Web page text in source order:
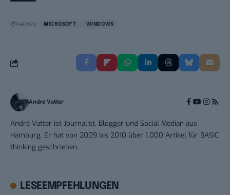
THEMEN: MICROSOFT WINDOWS
André Vatter
André Vatter ist Journalist, Blogger und Social Median aus
Hamburg. Er hat von 2009 bis 2010 über 1.000 Artikel für BASIC
thinking geschrieben.
LESEEMPFEHLUNGEN